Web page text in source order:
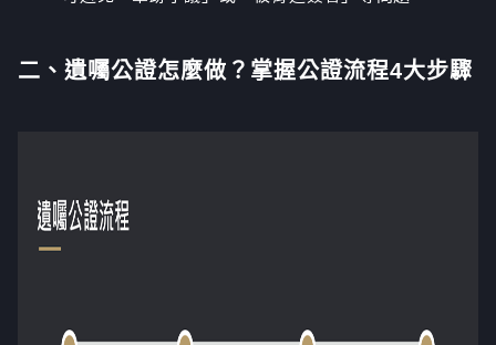
二、 遺囑公證怎麼做？掌握公證流程4大步驟